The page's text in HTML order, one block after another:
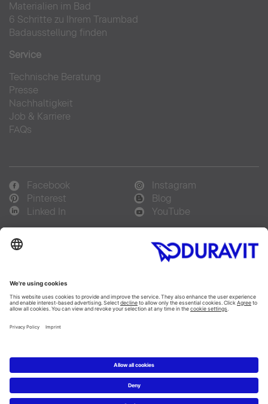
Materialien im Bad
6 Schritte zu Ihrem Traumbad
Badausstellung finden
Service
Technische Beratung
Presse
Nachhaltigkeit
Job & Karriere
FAQs
Facebook
Instagram
Pinterest
Blog
Linked In
YouTube
Français
Italiano
Copyright © 2026 Duravit AG
Impressum|Hinweisgebersystem|
|Datenschutzerklärung
Cookie Einstellungen